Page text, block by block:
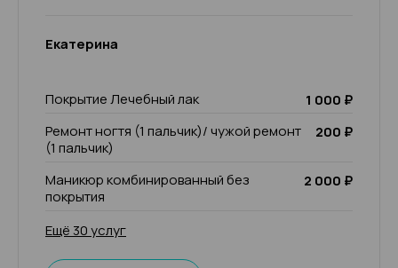
Екатерина
Покрытие Лечебный лак
1 000 ₽
Ремонт ногтя (1 пальчик)/ чужой ремонт
(1 пальчик)
200 ₽
Маникюр комбинированный без
покрытия
2 000 ₽
Ещё 30 услуг